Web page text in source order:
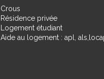
Crous
Résidence privée
Logement étudiant
Aide au logement : apl,